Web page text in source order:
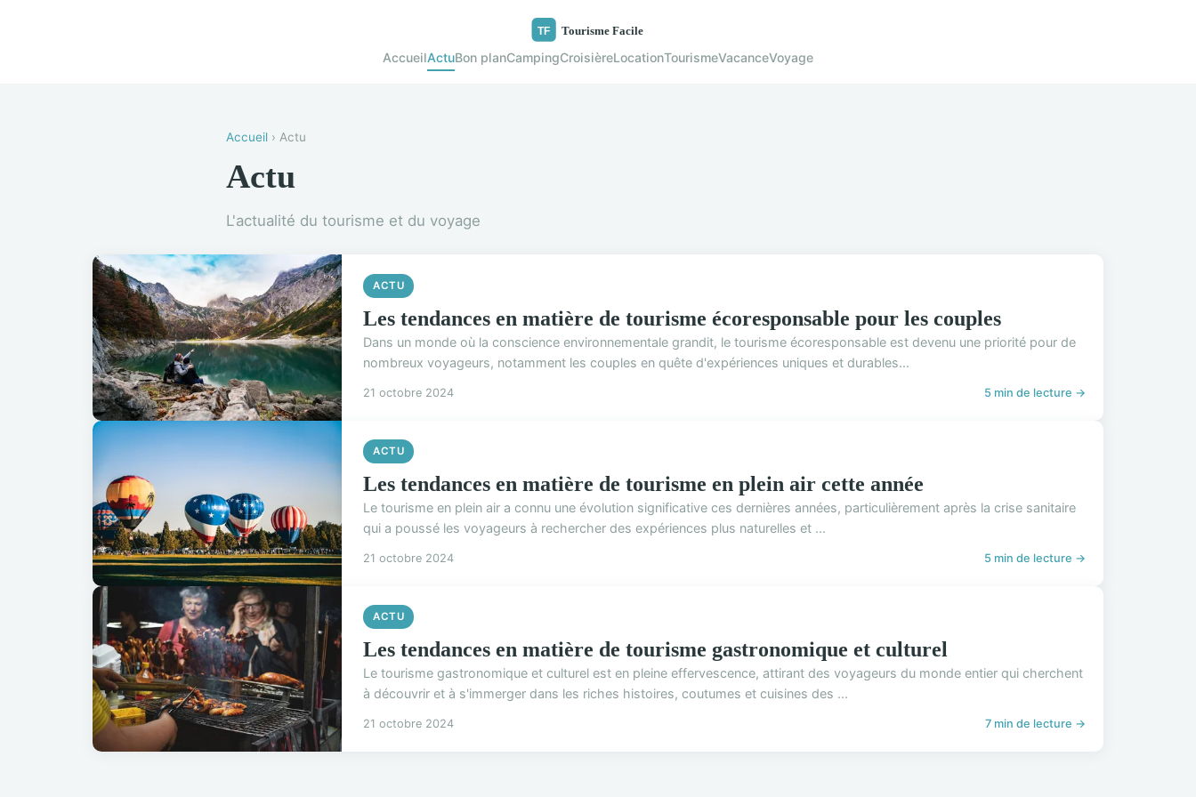
AccueilActuBon planCampingCroisièreLocationTourismeVacanceVoyage
Accueil › Actu
Actu
L'actualité du tourisme et du voyage
ACTU
Les tendances en matière de tourisme écoresponsable pour les couples
Dans un monde où la conscience environnementale grandit, le tourisme écoresponsable est devenu une priorité pour de
nombreux voyageurs, notamment les couples en quête d'expériences uniques et durables...
21 octobre 2024 5 min de lecture →
ACTU
Les tendances en matière de tourisme en plein air cette année
Le tourisme en plein air a connu une évolution significative ces dernières années, particulièrement après la crise sanitaire
qui a poussé les voyageurs à rechercher des expériences plus naturelles et ...
21 octobre 2024 5 min de lecture →
ACTU
Les tendances en matière de tourisme gastronomique et culturel
Le tourisme gastronomique et culturel est en pleine effervescence, attirant des voyageurs du monde entier qui cherchent
à découvrir et à s'immerger dans les riches histoires, coutumes et cuisines des ...
21 octobre 2024 7 min de lecture →